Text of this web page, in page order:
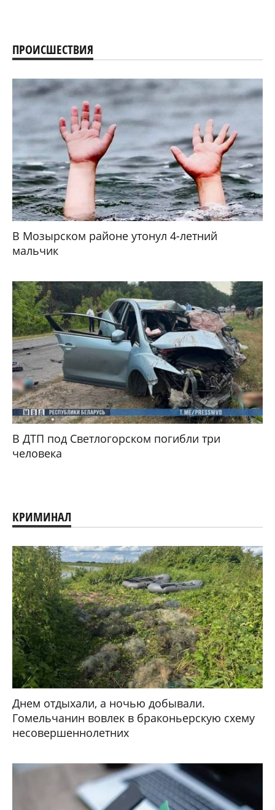
ПРОИСШЕСТВИЯ
В Мозырском районе утонул 4-летний
мальчик
В ДТП под Светлогорском погибли три
человека
КРИМИНАЛ
Днем отдыхали, а ночью добывали.
Гомельчанин вовлек в браконьерскую схему
несовершеннолетних